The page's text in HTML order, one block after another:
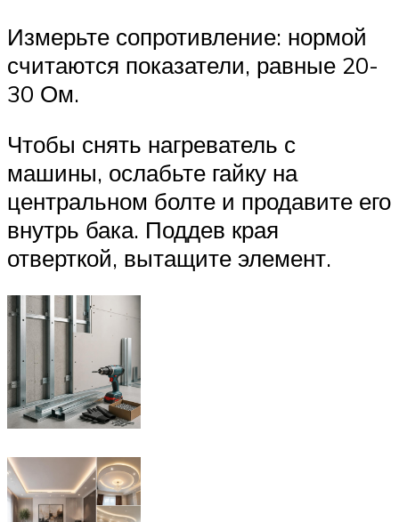
Измерьте сопротивление: нормой
считаются показатели, равные 20-
30 Ом.
Чтобы снять нагреватель с
машины, ослабьте гайку на
центральном болте и продавите его
внутрь бака. Поддев края
отверткой, вытащите элемент.